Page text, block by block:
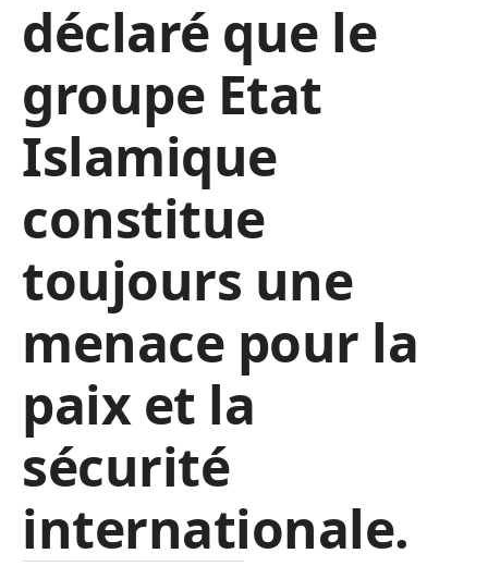
déclaré que le
groupe Etat
Islamique
constitue
toujours une
menace pour la
paix et la
sécurité
internationale.